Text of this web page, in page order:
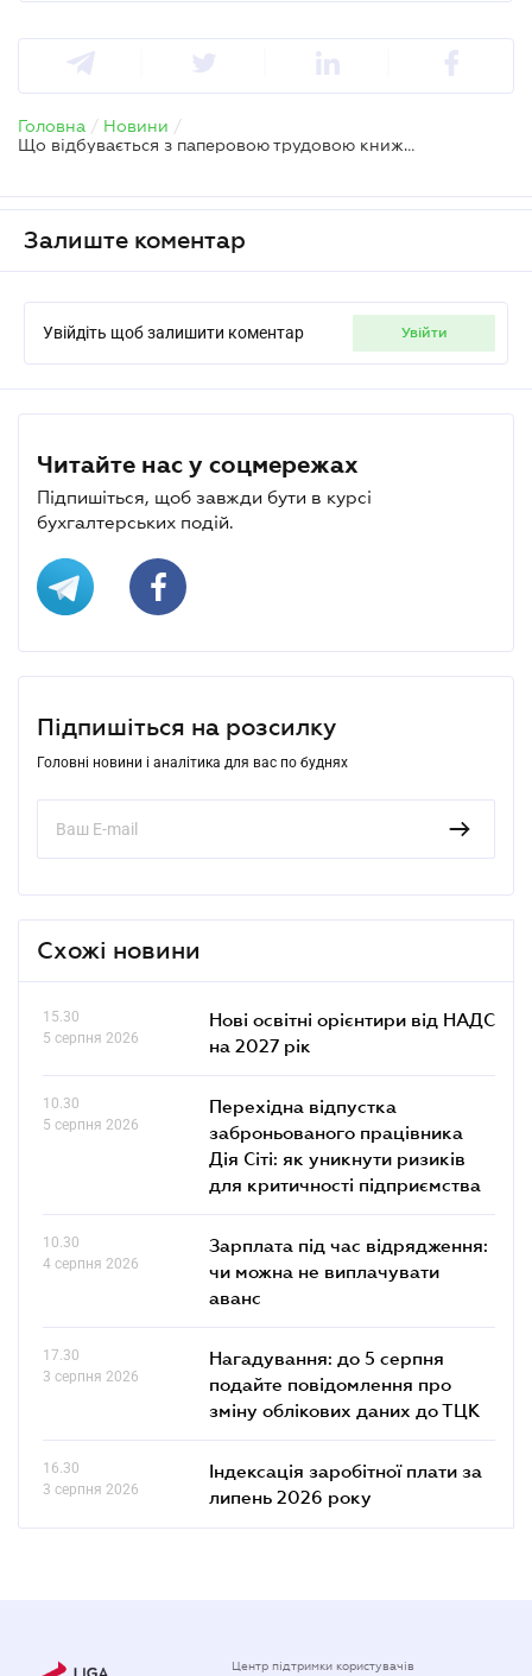
Головна / Новини /
Що відбувається з паперовою трудовою книжкою після оцифрування
Залиште коментар
Увійдіть щоб залишити коментар увійти
Читайте нас у соцмережах
Підпишіться, щоб завжди бути в курсі
бухгалтерських подій.
Підпишіться на розсилку
Головні новини і аналітика для вас по буднях
Схожі новини
15.30
5 серпня 2026
Нові освітні орієнтири від НАДС
на 2027 рік
10.30
5 серпня 2026
Перехідна відпустка
заброньованого працівника
Дія Сіті: як уникнути ризиків
для критичності підприємства
10.30
4 серпня 2026
Зарплата під час відрядження:
чи можна не виплачувати
аванс
17.30
3 серпня 2026
Нагадування: до 5 серпня
подайте повідомлення про
зміну облікових даних до ТЦК
16.30
3 серпня 2026
Індексація заробітної плати за
липень 2026 року
Центр підтримки користувачів